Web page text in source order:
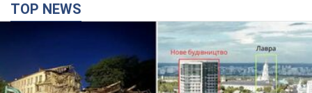
TOP NEWS